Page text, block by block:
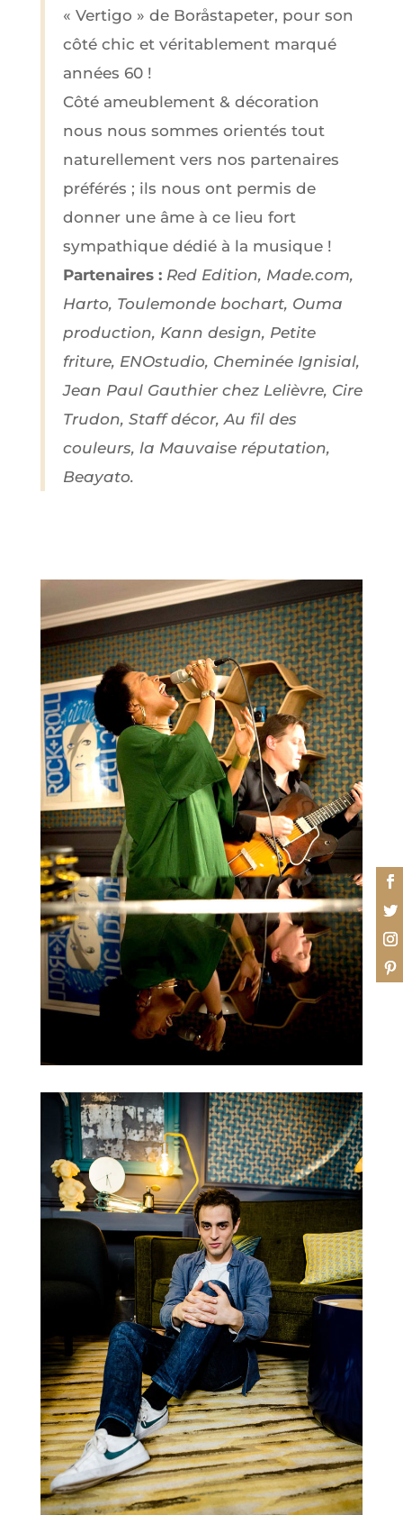
« Vertigo » de Boråstapeter, pour son
côté chic et véritablement marqué
années 60 !
Côté ameublement & décoration
nous nous sommes orientés tout
naturellement vers nos partenaires
préférés ; ils nous ont permis de
donner une âme à ce lieu fort
sympathique dédié à la musique !
Partenaires : Red Edition, Made.com,
Harto, Toulemonde bochart, Ouma
production, Kann design, Petite
friture, ENOstudio, Cheminée Ignisial,
Jean Paul Gauthier chez Lelièvre, Cire
Trudon, Staff décor, Au fil des
couleurs, la Mauvaise réputation,
Beayato.